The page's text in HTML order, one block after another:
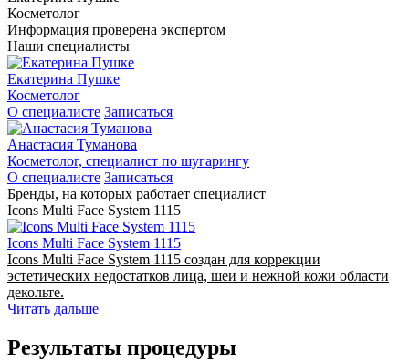
Косметолог
Информация проверена экспертом
Наши специалисты
Екатерина Пушке
Косметолог
О специалисте Записаться
Анастасия Туманова
Косметолог, специалист по шугарингу
О специалисте Записаться
Бренды, на которых работает специалист
Icons Multi Face System 1115
Icons Multi Face System 1115
Icons Multi Face System 1115 создан для коррекции
эстетических недостатков лица, шеи и нежной кожи области
декольте.
Читать дальше
Результаты процедуры